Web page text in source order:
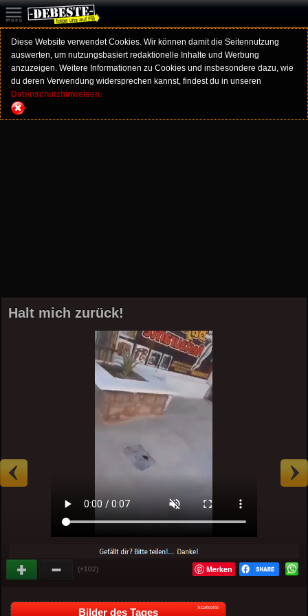
Diese Website verwendet Cookies. Wir können damit die Seitennutzung
auswerten, um nutzungsbasiert redaktionelle Inhalte und Werbung
anzuzeigen. Weitere Informationen zu Cookies und insbesondere dazu, wie
du deren Verwendung widersprechen kannst, findest du in unseren
Datenschutzhinweisen.
Halt mich zurück!
(+102) Merken
Bilder des Tages Startseite